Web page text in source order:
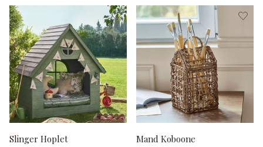
Slinger Hoplet Mand Koboone